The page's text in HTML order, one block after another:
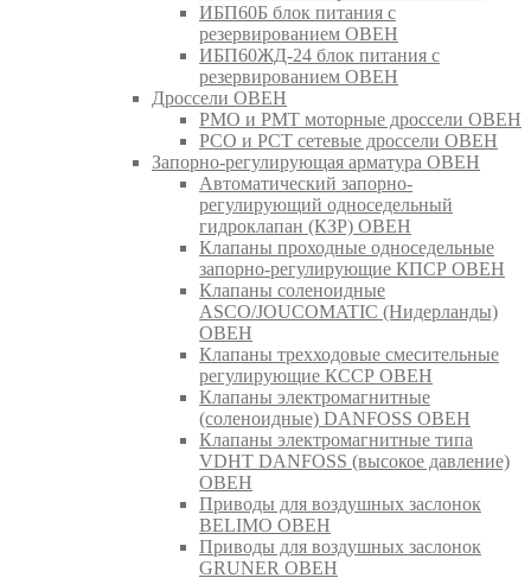
ИБП60Б блок питания с
резервированием ОВЕН
ИБП60ЖД-24 блок питания с
резервированием ОВЕН
Дроссели ОВЕН
РМО и РМТ моторные дроссели ОВЕН
РСО и РСТ сетевые дроссели ОВЕН
Запорно-регулирующая арматура ОВЕН
Автоматический запорно-
регулирующий односедельный
гидроклапан (КЗР) ОВЕН
Клапаны проходные односедельные
запорно-регулирующие КПСР ОВЕН
Клапаны соленоидные
ASCO/JOUCOMATIC (Нидерланды)
ОВЕН
Клапаны трехходовые смесительные
регулирующие КССР ОВЕН
Клапаны электромагнитные
(соленоидные) DANFOSS ОВЕН
Клапаны электромагнитные типа
VDHT DANFOSS (высокое давление)
ОВЕН
Приводы для воздушных заслонок
BELIMO ОВЕН
Приводы для воздушных заслонок
GRUNER ОВЕН